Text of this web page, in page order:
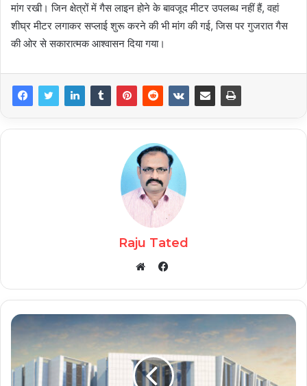
मांग रखी। जिन क्षेत्रों में गैस लाइन होने के बावजूद मीटर उपलब्ध नहीं हैं, वहां
शीघ्र मीटर लगाकर सप्लाई शुरू करने की भी मांग की गई, जिस पर गुजरात गैस
की ओर से सकारात्मक आश्वासन दिया गया।
Raju Tated
Facebook